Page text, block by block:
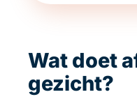
Wat doet
gezicht?